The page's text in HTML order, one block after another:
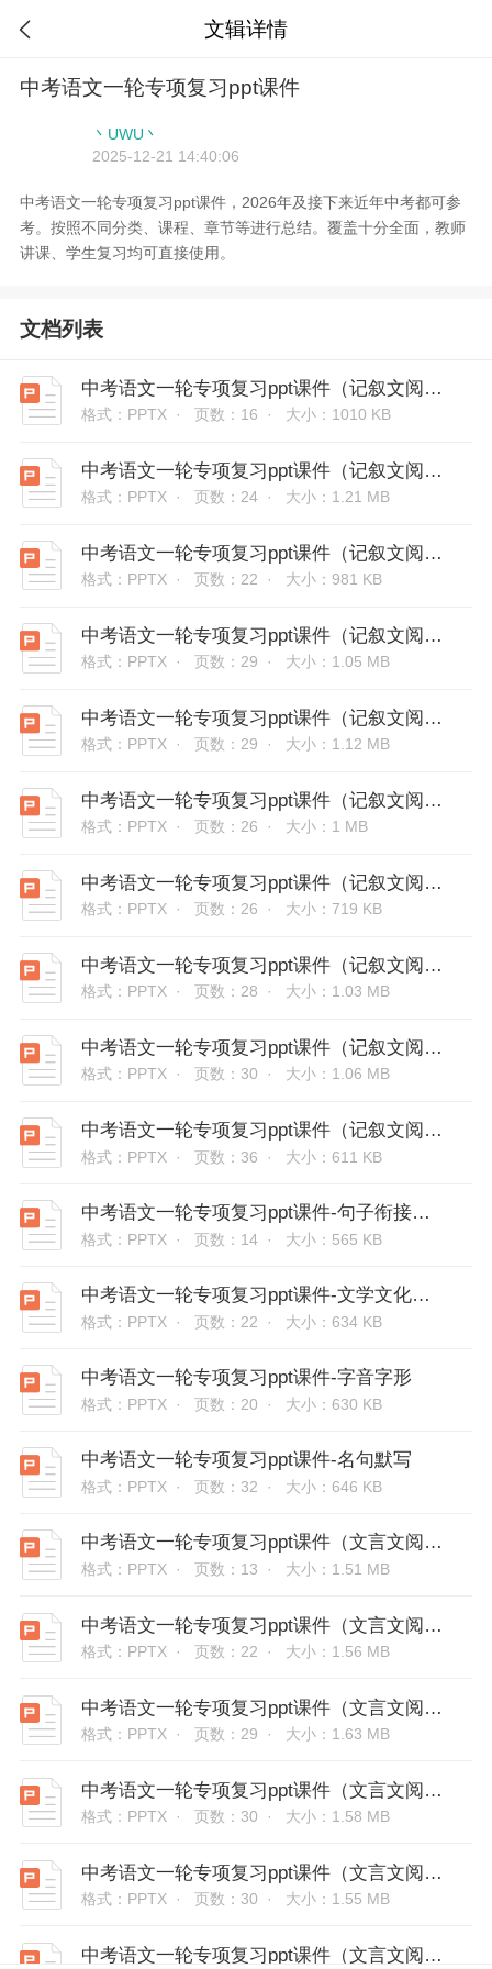
 文辑详情
中考语文一轮专项复习ppt课件
丶UWU丶
2025-12-21 14:40:06
中考语文一轮专项复习ppt课件，2026年及接下来近年中考都可参
考。按照不同分类、课程、章节等进行总结。覆盖十分全面，教师
讲课、学生复习均可直接使用。
文档列表
中考语文一轮专项复习ppt课件（记叙文阅读技法突破）-词语的理解及赏析
格式：PPTX · 页数：16 · 大小：1010 KB
中考语文一轮专项复习ppt课件（记叙文阅读技法突破）-次要人物作用
格式：PPTX · 页数：24 · 大小：1.21 MB
中考语文一轮专项复习ppt课件（记叙文阅读技法突破）-分析重点段落作用
格式：PPTX · 页数：22 · 大小：981 KB
中考语文一轮专项复习ppt课件（记叙文阅读技法突破）-插叙的作用
格式：PPTX · 页数：29 · 大小：1.05 MB
中考语文一轮专项复习ppt课件（记叙文阅读技法突破）-环境描写及作用
格式：PPTX · 页数：29 · 大小：1.12 MB
中考语文一轮专项复习ppt课件（记叙文阅读技法突破）-人物描写及作用
格式：PPTX · 页数：26 · 大小：1 MB
中考语文一轮专项复习ppt课件（记叙文阅读技法突破）-文章内容概括
格式：PPTX · 页数：26 · 大小：719 KB
中考语文一轮专项复习ppt课件（记叙文阅读技法突破）-学会拓展研究
格式：PPTX · 页数：28 · 大小：1.03 MB
中考语文一轮专项复习ppt课件（记叙文阅读技法突破）-分析人物形象
格式：PPTX · 页数：30 · 大小：1.06 MB
中考语文一轮专项复习ppt课件（记叙文阅读技法突破）-标题的含义及作用
格式：PPTX · 页数：36 · 大小：611 KB
中考语文一轮专项复习ppt课件-句子衔接与排序
格式：PPTX · 页数：14 · 大小：565 KB
中考语文一轮专项复习ppt课件-文学文化常识
格式：PPTX · 页数：22 · 大小：634 KB
中考语文一轮专项复习ppt课件-字音字形
格式：PPTX · 页数：20 · 大小：630 KB
中考语文一轮专项复习ppt课件-名句默写
格式：PPTX · 页数：32 · 大小：646 KB
中考语文一轮专项复习ppt课件（文言文阅读技巧与考点）-实词用法及意义
格式：PPTX · 页数：13 · 大小：1.51 MB
中考语文一轮专项复习ppt课件（文言文阅读技巧与考点）-句子翻译
格式：PPTX · 页数：22 · 大小：1.56 MB
中考语文一轮专项复习ppt课件（文言文阅读技巧与考点）-断句技巧
格式：PPTX · 页数：29 · 大小：1.63 MB
中考语文一轮专项复习ppt课件（文言文阅读技巧与考点）-通假字
格式：PPTX · 页数：30 · 大小：1.58 MB
中考语文一轮专项复习ppt课件（文言文阅读技巧与考点）-特殊句式
格式：PPTX · 页数：30 · 大小：1.55 MB
中考语文一轮专项复习ppt课件（文言文阅读技巧与考点）-虚词用法及意义